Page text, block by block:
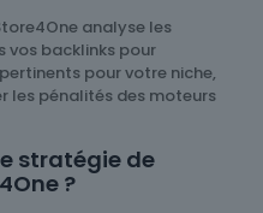
analyse les
vos backlinks pour
pour votre niche,
les pénalités des moteurs
stratégie de
?